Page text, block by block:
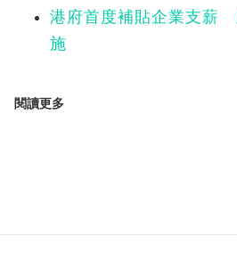
港府首度補貼企業支薪
施
閱讀更多